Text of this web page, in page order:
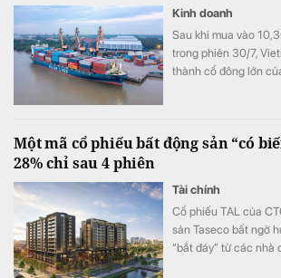
Kinh doanh
Sau khi mua vào
trong phiên 30/7,
thành cổ đông lớn
Một mã cổ phiếu bất động sản “có
28% chỉ sau 4 phiên
Tài chính
Cổ phiếu TAL của
sản Taseco bất ngờ
“bắt đáy” từ các nhà